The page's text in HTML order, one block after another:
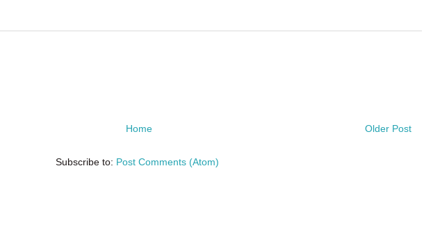
Older Post
Home
Subscribe to: Post Comments (Atom)